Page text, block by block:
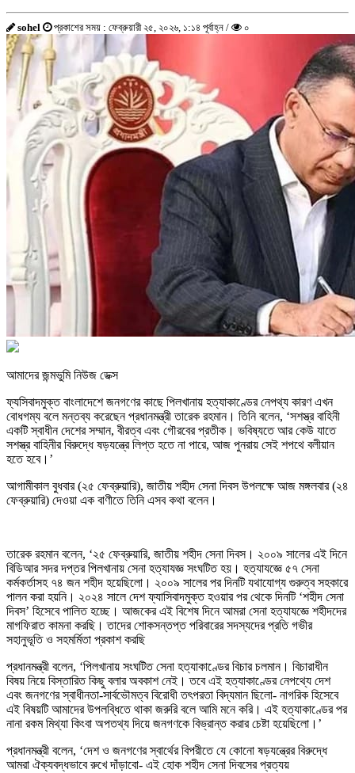
sohel প্রকাশের সময় : ফেব্রুয়ারী ২৫, ২০২৬, ১:১৪ পূর্বাহ্ন / ০
আমাদের জন্মভুমি নিউজ ডেক্স
ফ্যসিবাদমুক্ত বাংলাদেশে জনগণের কাছে পিলখানায় হত্যাকাণ্ডের নেপথ্য কারণ এখন
বোধগম্য বলে মন্তব্য করেছেন প্রধানমন্ত্রী তারেক রহমান। তিনি বলেন, ‘সশস্ত্র বাহিনী
একটি স্বাধীন দেশের সম্মান, বীরত্ব এবং গৌরবের প্রতীক। ভবিষ্যতে আর কেউ যাতে
সশস্ত্র বাহিনীর বিরুদ্ধে ষড়যন্ত্রে লিপ্ত হতে না পারে, আজ পুনরায় সেই শপথে বলীয়ান
হতে হবে।’
আগামীকাল বুধবার (২৫ ফেব্রুয়ারি), জাতীয় শহীদ সেনা দিবস উপলক্ষে আজ মঙ্গলবার (২৪
ফেব্রুয়ারি) দেওয়া এক বাণীতে তিনি এসব কথা বলেন।
তারেক রহমান বলেন, ‘২৫ ফেব্রুয়ারি, জাতীয় শহীদ সেনা দিবস। ২০০৯ সালের এই দিনে
বিডিআর সদর দপ্তর পিলখানায় সেনা হত্যাযজ্ঞ সংঘটিত হয়। হত্যাযজ্ঞে ৫৭ সেনা
কর্মকর্তাসহ ৭৪ জন শহীদ হয়েছিলো। ২০০৯ সালের পর দিনটি যথাযোগ্য গুরুত্ব সহকারে
পালন করা হয়নি। ২০২৪ সালে দেশ ফ্যাসিবাদমুক্ত হওয়ার পর থেকে দিনটি ‘শহীদ সেনা
দিবস’ হিসেবে পালিত হচ্ছে। আজকের এই বিশেষ দিনে আমরা সেনা হত্যাযজ্ঞে শহীদদের
মাগফিরাত কামনা করছি। তাদের শোকসন্তপ্ত পরিবারের সদস্যদের প্রতি গভীর
সহানুভূতি ও সহমর্মিতা প্রকাশ করছি
প্রধানমন্ত্রী বলেন, ‘পিলখানায় সংঘটিত সেনা হত্যাকাণ্ডের বিচার চলমান। বিচারাধীন
বিষয় নিয়ে বিস্তারিত কিছু বলার অবকাশ নেই। তবে এই হত্যাকাণ্ডের নেপথ্যে দেশ
এবং জনগণের স্বাধীনতা-সার্বভৌমত্ব বিরোধী তৎপরতা বিদ্যমান ছিলো- নাগরিক হিসেবে
এই বিষয়টি আমাদের উপলব্ধিতে থাকা জরুরি বলে আমি মনে করি। এই হত্যাকাণ্ডের পর
নানা রকম মিথ্যা কিংবা অপতথ্য দিয়ে জনগণকে বিভ্রান্ত করার চেষ্টা হয়েছিলো।’
প্রধানমন্ত্রী বলেন, ‘দেশ ও জনগণের স্বার্থের বিপরীতে যে কোনো ষড়যন্ত্রের বিরুদ্ধে
আমরা ঐক্যবদ্ধভাবে রুখে দাঁড়াবো- এই হোক শহীদ সেনা দিবসের প্রত্যয়